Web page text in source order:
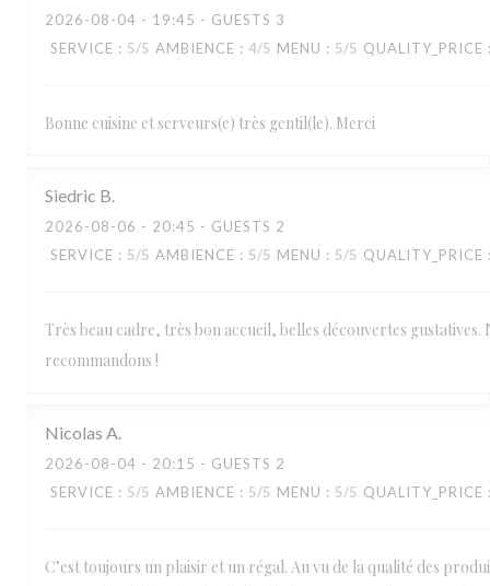
2026-08-04 - 19:45 - GUESTS 3
SERVICE : 5/5 AMBIENCE : 4/5 MENU : 5/5 QUALITY_PRICE
Bonne cuisine et serveurs(e) très gentil(le). Merci
Siedric B
2026-08-06 - 20:45 - GUESTS 2
SERVICE : 5/5 AMBIENCE : 5/5 MENU : 5/5 QUALITY_PRICE
Très beau cadre, très bon accueil, belles découvertes gustatives.
recommandons !
Nicolas A
2026-08-04 - 20:15 - GUESTS 2
SERVICE : 5/5 AMBIENCE : 5/5 MENU : 5/5 QUALITY_PRICE
C’est toujours un plaisir et un régal. Au vu de la qualité des